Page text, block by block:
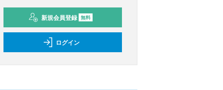
新規会員登録 無料
ログイン